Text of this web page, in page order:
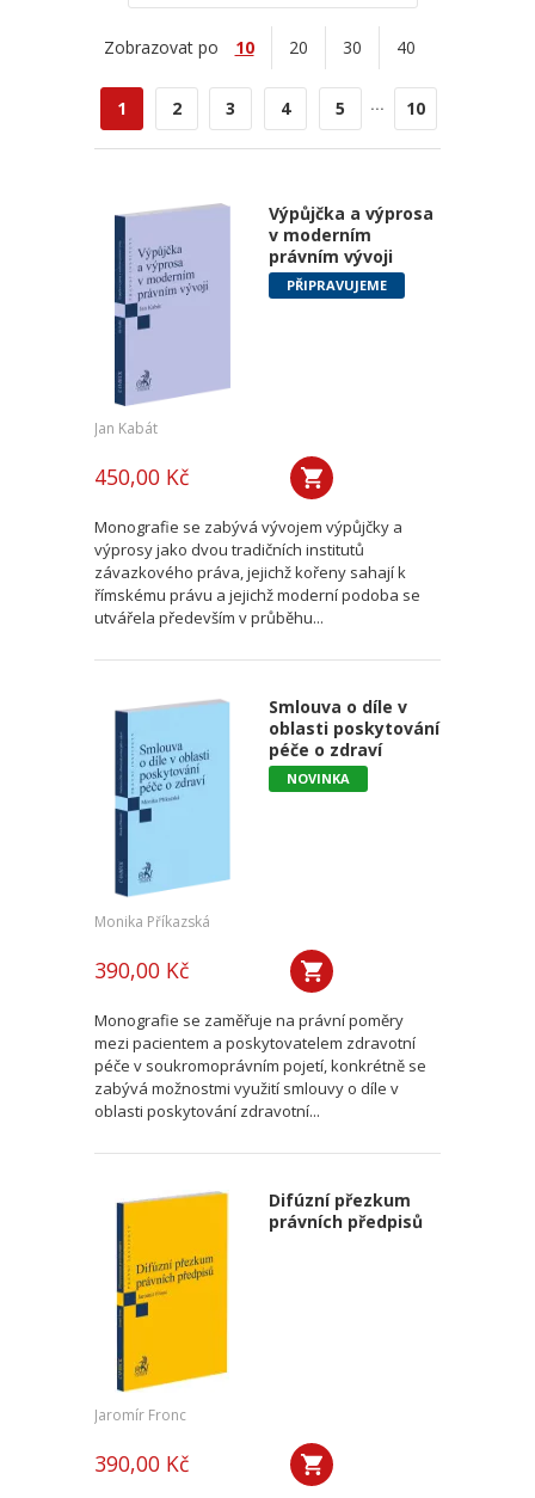
Zobrazovat po 10 20 30 40
1 2 3 4 5 ... 10
Výpůjčka a výprosa
v moderním
právním vývoji
PŘIPRAVUJEME
Jan Kabát
450,00 Kč
Monografie se zabývá vývojem výpůjčky a
výprosy jako dvou tradičních institutů
závazkového práva, jejichž kořeny sahají k
římskému právu a jejichž moderní podoba se
utvářela především v průběhu...
Smlouva o díle v
oblasti poskytování
péče o zdraví
NOVINKA
Monika Příkazská
390,00 Kč
Monografie se zaměřuje na právní poměry
mezi pacientem a poskytovatelem zdravotní
péče v soukromoprávním pojetí, konkrétně se
zabývá možnostmi využití smlouvy o díle v
oblasti poskytování zdravotní...
Difúzní přezkum
právních předpisů
Jaromír Fronc
390,00 Kč